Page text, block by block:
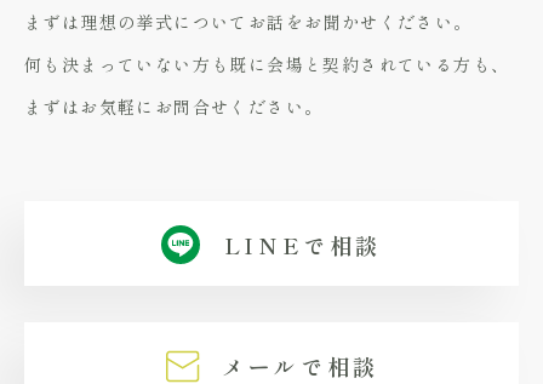
まずは理想の挙式についてお話をお聞かせください。
何も決まっていない方も既に会場と契約されている方も、
まずはお気軽にお問合せください。
LINEで相談
メールで相談